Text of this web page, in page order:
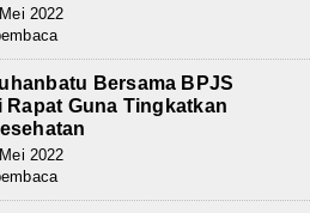
2022
Bersama BPJS
Rapat Guna Tingkatkan
2022